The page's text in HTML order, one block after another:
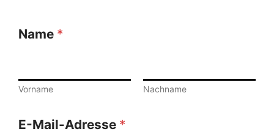
Name *
Vorname Nachname
E-Mail-Adresse *